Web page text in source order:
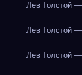
Лев Толстой
Лев Толстой
Лев Толстой